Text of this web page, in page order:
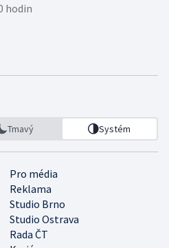
hodin
Tmavý Systém
Pro média
Reklama
Studio Brno
Studio Ostrava
Rada ČT